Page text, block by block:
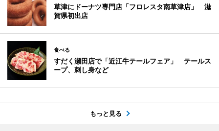
草津にドーナツ専門店「フロレスタ南草津店」 滋
賀県初出店
食べる
すだく瀬田店で「近江牛テールフェア」 テールス
ープ、刺し身など
もっと見る